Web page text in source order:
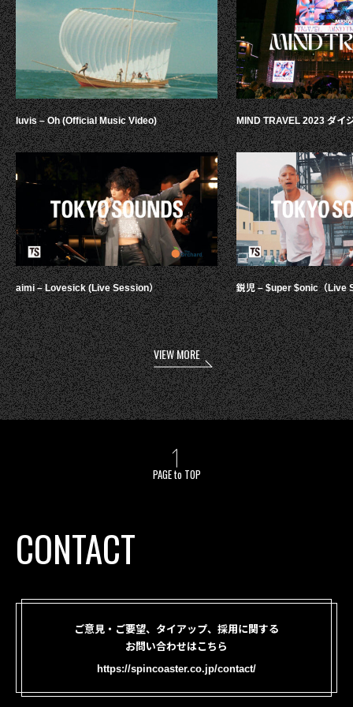
luvis – Oh (Official Music Video)
aimi – Lovesick (Live Session）
MIND TRAVEL 2023 ダイ
鋭児 – $uper $onic（Live
VIEW MORE
PAGE to TOP
CONTACT
ご意見・ご要望、タイアップ、採用に関する
お問い合わせはこちら
https://spincoaster.co.jp/contact/